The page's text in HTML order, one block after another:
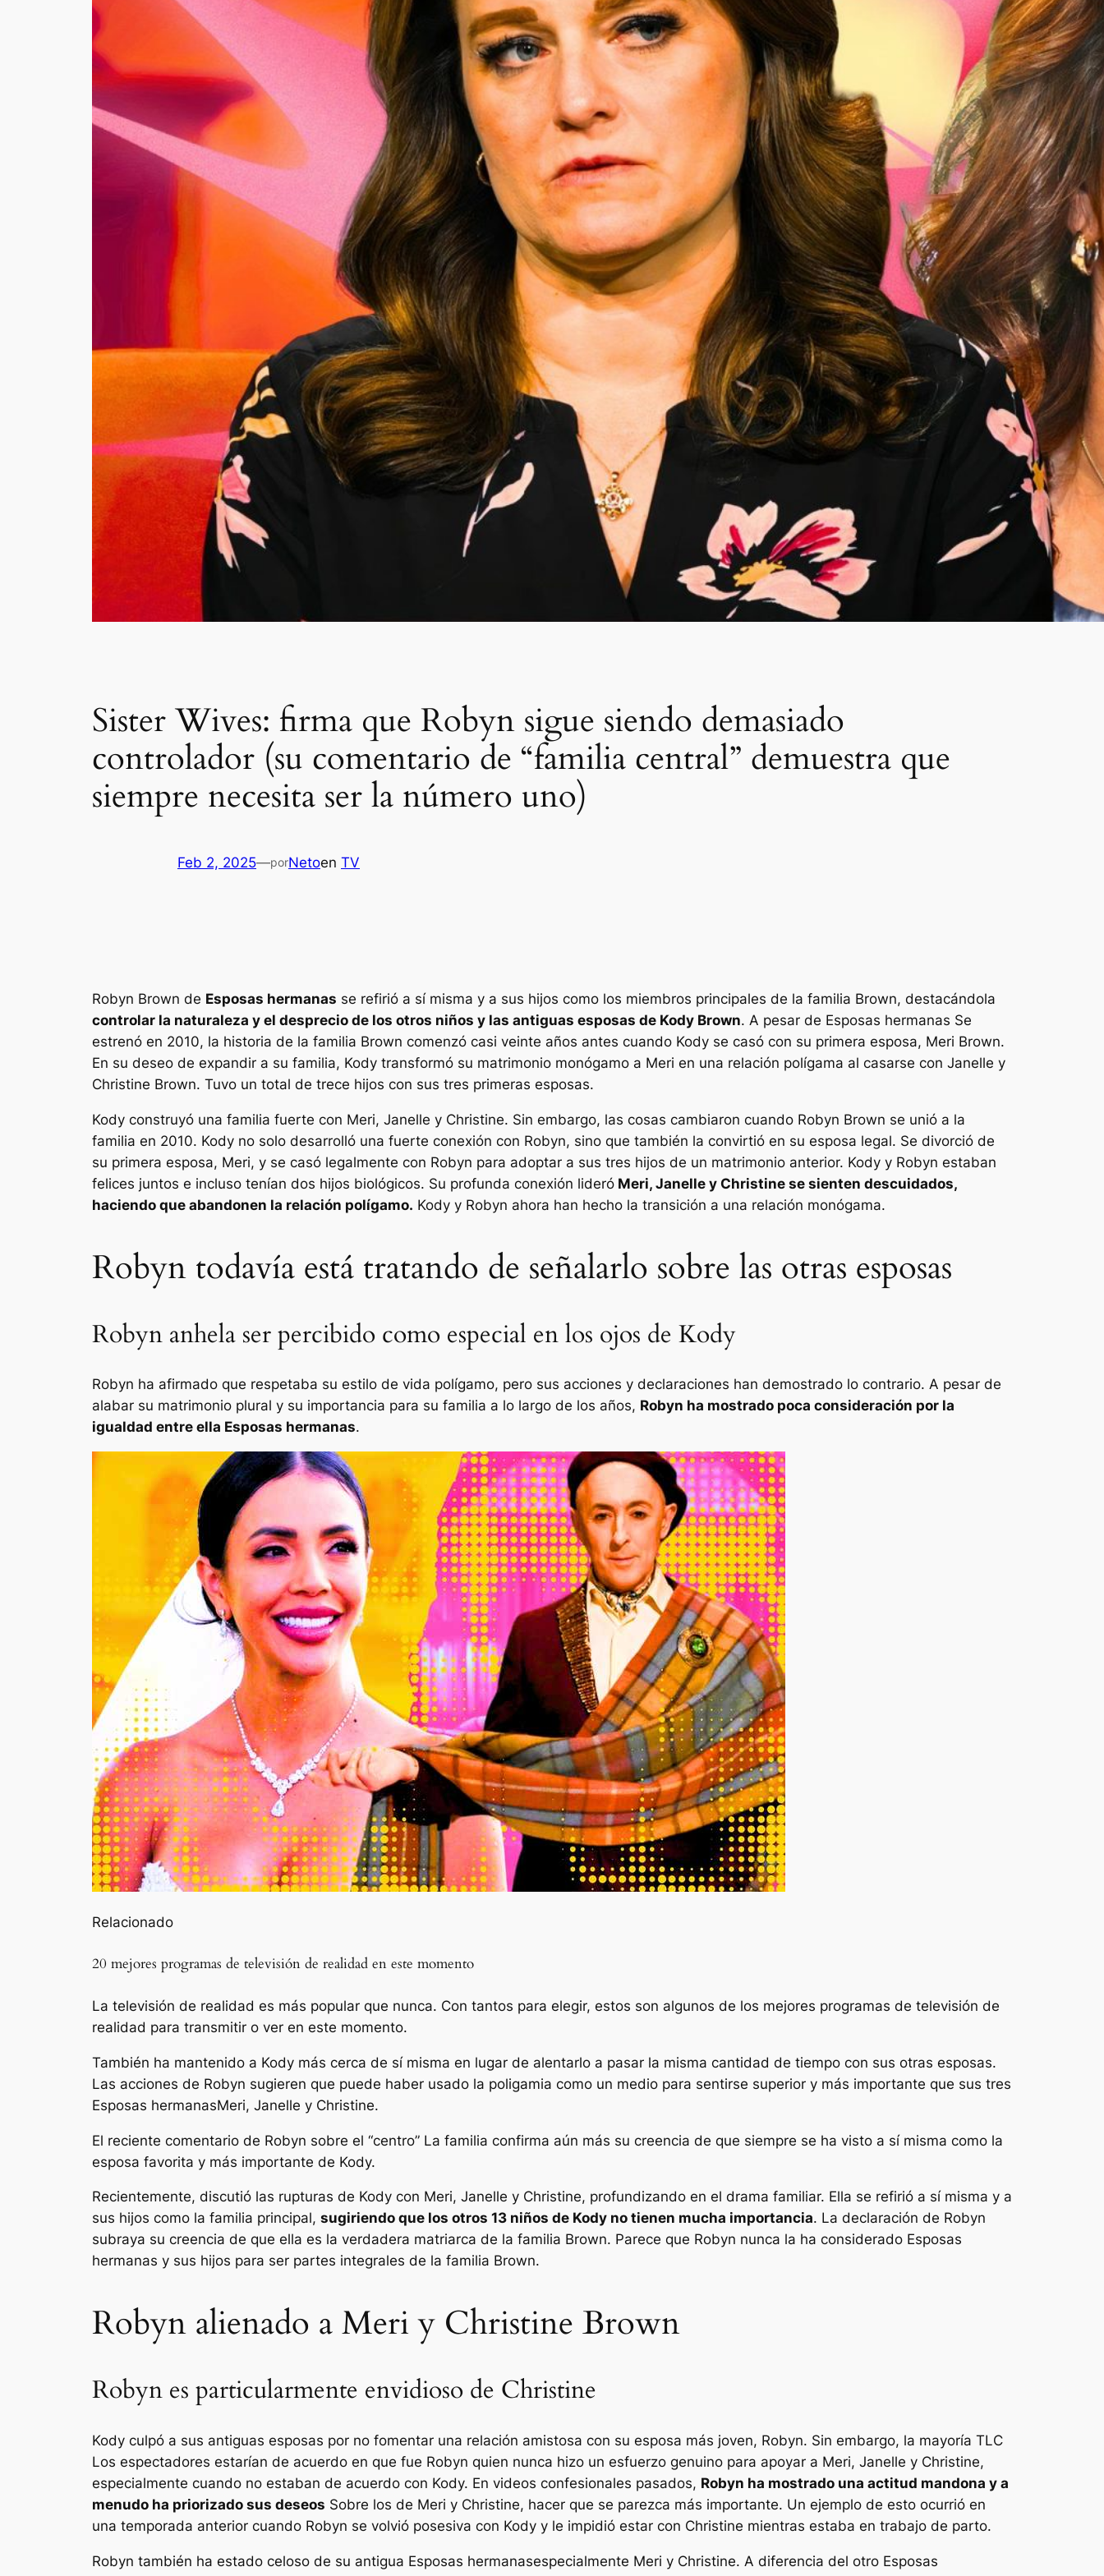
Sister Wives: firma que Robyn sigue siendo demasiado
controlador (su comentario de “familia central” demuestra que
siempre necesita ser la número uno)
Feb 2, 2025—porNetoen TV
Robyn Brown de Esposas hermanas se refirió a sí misma y a sus hijos como los miembros principales de la familia Brown, destacándola
controlar la naturaleza y el desprecio de los otros niños y las antiguas esposas de Kody Brown. A pesar de Esposas hermanas Se
estrenó en 2010, la historia de la familia Brown comenzó casi veinte años antes cuando Kody se casó con su primera esposa, Meri Brown.
En su deseo de expandir a su familia, Kody transformó su matrimonio monógamo a Meri en una relación polígama al casarse con Janelle y
Christine Brown. Tuvo un total de trece hijos con sus tres primeras esposas.
Kody construyó una familia fuerte con Meri, Janelle y Christine. Sin embargo, las cosas cambiaron cuando Robyn Brown se unió a la
familia en 2010. Kody no solo desarrolló una fuerte conexión con Robyn, sino que también la convirtió en su esposa legal. Se divorció de
su primera esposa, Meri, y se casó legalmente con Robyn para adoptar a sus tres hijos de un matrimonio anterior. Kody y Robyn estaban
felices juntos e incluso tenían dos hijos biológicos. Su profunda conexión lideró Meri, Janelle y Christine se sienten descuidados,
haciendo que abandonen la relación polígamo. Kody y Robyn ahora han hecho la transición a una relación monógama.
Robyn todavía está tratando de señalarlo sobre las otras esposas
Robyn anhela ser percibido como especial en los ojos de Kody
Robyn ha afirmado que respetaba su estilo de vida polígamo, pero sus acciones y declaraciones han demostrado lo contrario. A pesar de
alabar su matrimonio plural y su importancia para su familia a lo largo de los años, Robyn ha mostrado poca consideración por la
igualdad entre ella Esposas hermanas.
Relacionado
20 mejores programas de televisión de realidad en este momento
La televisión de realidad es más popular que nunca. Con tantos para elegir, estos son algunos de los mejores programas de televisión de
realidad para transmitir o ver en este momento.
También ha mantenido a Kody más cerca de sí misma en lugar de alentarlo a pasar la misma cantidad de tiempo con sus otras esposas.
Las acciones de Robyn sugieren que puede haber usado la poligamia como un medio para sentirse superior y más importante que sus tres
Esposas hermanasMeri, Janelle y Christine.
El reciente comentario de Robyn sobre el “centro” La familia confirma aún más su creencia de que siempre se ha visto a sí misma como la
esposa favorita y más importante de Kody.
Recientemente, discutió las rupturas de Kody con Meri, Janelle y Christine, profundizando en el drama familiar. Ella se refirió a sí misma y a
sus hijos como la familia principal, sugiriendo que los otros 13 niños de Kody no tienen mucha importancia. La declaración de Robyn
subraya su creencia de que ella es la verdadera matriarca de la familia Brown. Parece que Robyn nunca la ha considerado Esposas
hermanas y sus hijos para ser partes integrales de la familia Brown.
Robyn alienado a Meri y Christine Brown
Robyn es particularmente envidioso de Christine
Kody culpó a sus antiguas esposas por no fomentar una relación amistosa con su esposa más joven, Robyn. Sin embargo, la mayoría TLC
Los espectadores estarían de acuerdo en que fue Robyn quien nunca hizo un esfuerzo genuino para apoyar a Meri, Janelle y Christine,
especialmente cuando no estaban de acuerdo con Kody. En videos confesionales pasados, Robyn ha mostrado una actitud mandona y a
menudo ha priorizado sus deseos Sobre los de Meri y Christine, hacer que se parezca más importante. Un ejemplo de esto ocurrió en
una temporada anterior cuando Robyn se volvió posesiva con Kody y le impidió estar con Christine mientras estaba en trabajo de parto.
Robyn también ha estado celoso de su antigua Esposas hermanasespecialmente Meri y Christine. A diferencia del otro Esposas